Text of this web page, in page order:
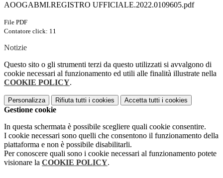
AOOGABMI.REGISTRO UFFICIALE.2022.0109605.pdf
File PDF
Contatore click: 11
Notizie
Questo sito o gli strumenti terzi da questo utilizzati si avvalgono di
cookie necessari al funzionamento ed utili alle finalità illustrate nella
COOKIE POLICY.
Personalizza Rifiuta tutti i cookies Accetta tutti i cookies
Gestione cookie
In questa schermata è possibile scegliere quali cookie consentire.
I cookie necessari sono quelli che consentono il funzionamento della
piattaforma e non è possibile disabilitarli.
Per conoscere quali sono i cookie necessari al funzionamento potete
visionare la COOKIE POLICY.